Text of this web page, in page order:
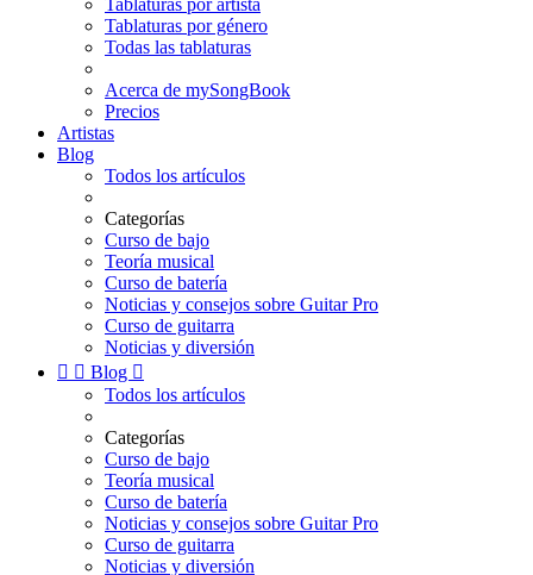
Tablaturas por artista
Tablaturas por género
Todas las tablaturas
Acerca de mySongBook
Precios
Artistas
Blog
Todos los artículos
Categorías
Curso de bajo
Teoría musical
Curso de batería
Noticias y consejos sobre Guitar Pro
Curso de guitarra
Noticias y diversión
  Blog 
Todos los artículos
Categorías
Curso de bajo
Teoría musical
Curso de batería
Noticias y consejos sobre Guitar Pro
Curso de guitarra
Noticias y diversión